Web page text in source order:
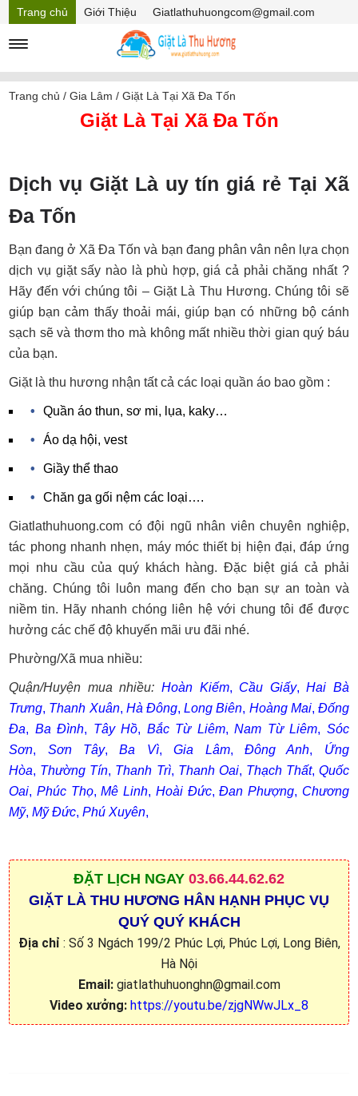
Trang chủ Giới Thiệu
Giatlathuhuongcom@gmail.com
Mã Giảm giá
Trang chủ /Gia Lâm /Giặt Là Tại Xã Đa Tốn
Giặt Là Tại Xã Đa Tốn
Dịch vụ Giặt Là uy tín giá rẻ Tại Xã
Đa Tốn
Bạn đang ở Xã Đa Tốn và bạn đang phân vân nên lựa chọn
dịch vụ giặt sấy nào là phù hợp, giá cả phải chăng nhất ?
Hãy đến với chúng tôi – Giặt Là Thu Hương. Chúng tôi sẽ
giúp bạn cảm thấy thoải mái, giúp bạn có những bộ cánh
sạch sẽ và thơm tho mà không mất nhiều thời gian quý báu
của bạn.
Giặt là thu hương nhận tất cả các loại quần áo bao gồm :
Quần áo thun, sơ mi, lụa, kaky…
Áo dạ hội, vest
Giầy thể thao
Chăn ga gối nệm các loại….
Giatlathuhuong.com có đội ngũ nhân viên chuyên nghiệp,
tác phong nhanh nhẹn, máy móc thiết bị hiện đại, đáp ứng
mọi nhu cầu của quý khách hàng. Đặc biệt giá cả phải
chăng. Chúng tôi luôn mang đến cho bạn sự an toàn và
niềm tin. Hãy nhanh chóng liên hệ với chung tôi để được
hưởng các chế độ khuyến mãi ưu đãi nhé.
Phường/Xã mua nhiều:
Quận/Huyện mua nhiều: Hoàn Kiếm, Cầu Giấy,Hai Bà
Trưng, Thanh Xuân, Hà Đông,Long Biên, Hoàng Mai, Đống
Đa, Ba Đình, Tây Hồ, Bắc Từ Liêm,Nam Từ Liêm, Sóc
Sơn, Sơn Tây,Ba Vì,Gia Lâm,Đông Anh, Ứng
Hòa, Thường Tín, Thanh Trì, Thanh Oai, Thạch Thất, Quốc
Oai, Phúc Thọ,Mê Linh, Hoài Đức,Đan Phượng, Chương
Mỹ,Mỹ Đức,Phú Xuyên,
ĐẶT LỊCH NGAY 03.66.44.62.62
GIẶT LÀ THU HƯƠNG HÂN HẠNH PHỤC VỤ
QUÝ QUÝ KHÁCH
Địa chỉ : Số 3 Ngách 199/2 Phúc Lợi, Phúc Lợi, Long Biên,
Hà Nội
Email:giatlathuhuonghn@gmail.com
Video xưởng: https://youtu.be/zjgNWwJLx_8